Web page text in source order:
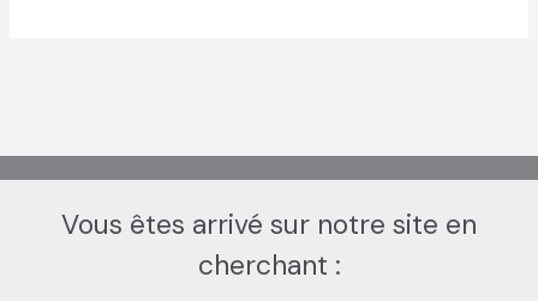
Vous êtes arrivé sur notre site en
cherchant :